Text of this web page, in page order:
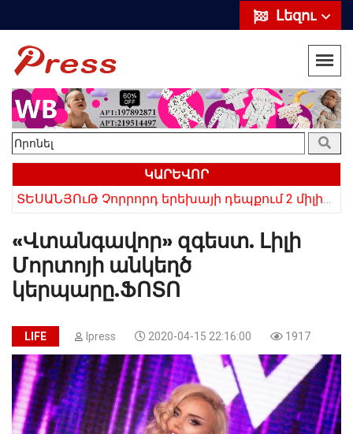
Լեզու
ԿԱՐԵՎՈՐ
«Վտանգավոր» զգեստ. Լիլի
Մորտոյի անկեղծ
կերպարը.ՖՈՏՈ
LIFE Ipress 2020-04-15 22:16:00 1917